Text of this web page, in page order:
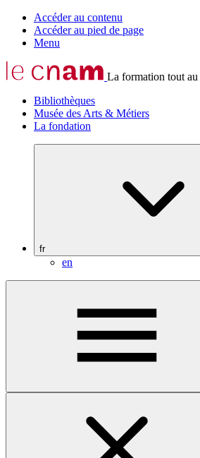
Accéder au contenu
Accéder au pied de page
Menu
La formation tout
Bibliothèques
Musée des Arts & Métiers
La fondation
fr
en